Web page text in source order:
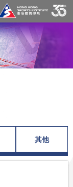
其他